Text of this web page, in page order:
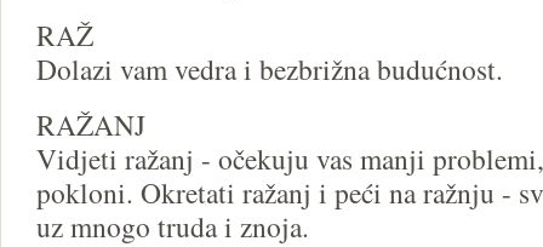
RAŽ
Dolazi vam vedra i bezbrižna budućnost.
RAŽANJ
Vidjeti ražanj - očekuju vas manji
pokloni. Okretati ražanj i peći na ražnju -
uz mnogo truda i znoja.